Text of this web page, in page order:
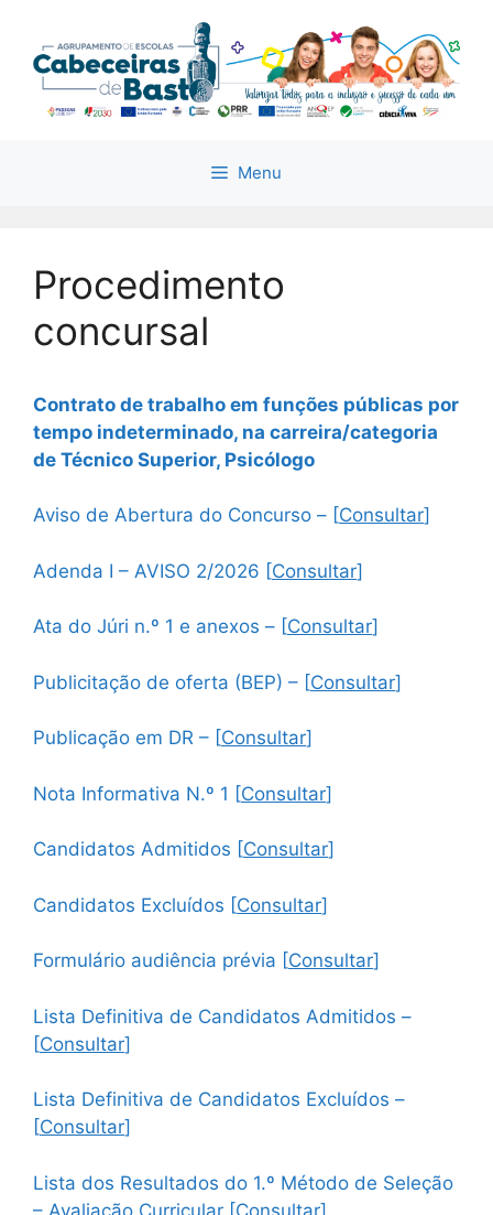
conteúdo
Menu
Procedimento
concursal
Contrato de trabalho em funções públicas por
tempo indeterminado, na carreira/categoria
de Técnico Superior, Psicólogo
Aviso de Abertura do Concurso – [Consultar]
Adenda I – AVISO 2/2026 [Consultar]
Ata do Júri n.º 1 e anexos – [Consultar]
Publicitação de oferta (BEP) – [Consultar]
Publicação em DR – [Consultar]
Nota Informativa N.º 1 [Consultar]
Candidatos Admitidos [Consultar]
Candidatos Excluídos [Consultar]
Formulário audiência prévia [Consultar]
Lista Definitiva de Candidatos Admitidos –
[Consultar]
Lista Definitiva de Candidatos Excluídos –
[Consultar]
Lista dos Resultados do 1.º Método de Seleção
– Avaliação Curricular [Consultar]